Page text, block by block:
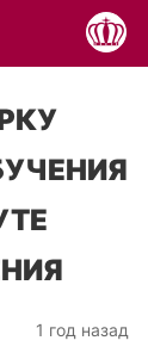
1 год назад